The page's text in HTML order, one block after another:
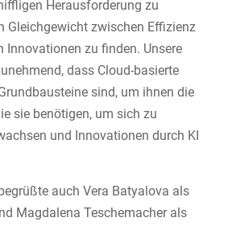
Herausforderung zu
Gleichgewicht zwischen Effizienz
Innovationen zu finden. Unsere
dass Cloud-basierte
sind, um ihnen die
sie benötigen, um sich zu
und Innovationen durch KI
auch Vera Batyalova als
Magdalena Teschemacher als